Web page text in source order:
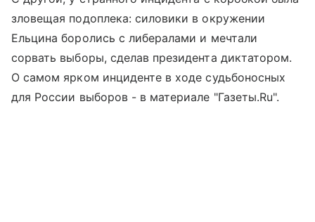
зловещая подоплека: силовики в окружении
Ельцина боролись с либералами и мечтали
сорвать выборы, сделав президента диктатором.
О самом ярком инциденте в ходе судьбоносных
для России выборов - в материале "Газеты.Ru".